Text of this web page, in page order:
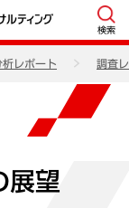
検索
析レポート 調査
展望